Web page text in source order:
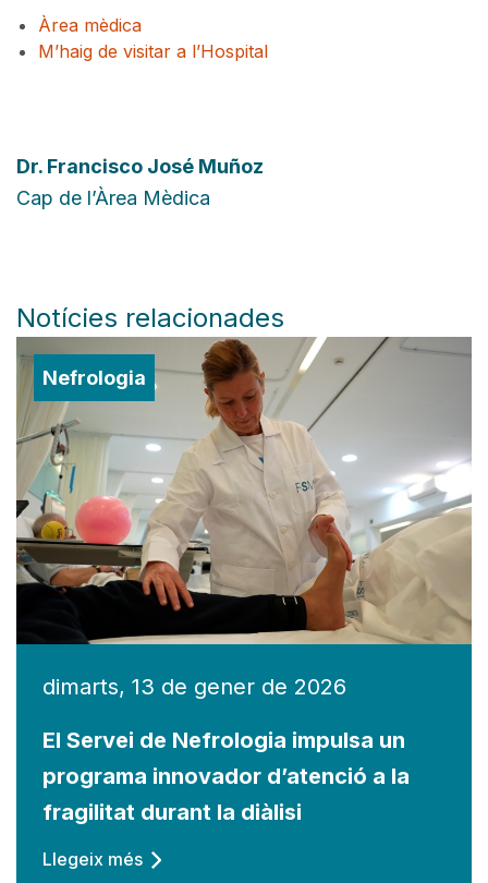
Àrea mèdica
M’haig de visitar a l’Hospital
Dr. Francisco José Muñoz
Cap de l’Àrea Mèdica
Notícies relacionades
Nefrologia
dimarts, 13 de gener de 2026
El Servei de Nefrologia impulsa un
programa innovador d’atenció a la
fragilitat durant la diàlisi
Llegeix més